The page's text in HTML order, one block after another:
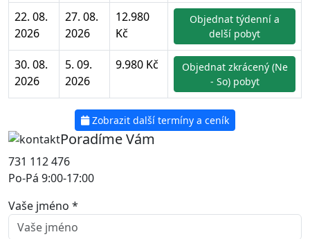
22. 08.
2026
27. 08.
2026
12.980
Kč
Objednat týdenní a
delší pobyt
30. 08.
2026
5. 09.
2026
9.980 Kč
Objednat zkrácený (Ne
- So) pobyt
Zobrazit další termíny a ceník
Poradíme Vám
731 112 476
Po-Pá 9:00-17:00
Vaše jméno *